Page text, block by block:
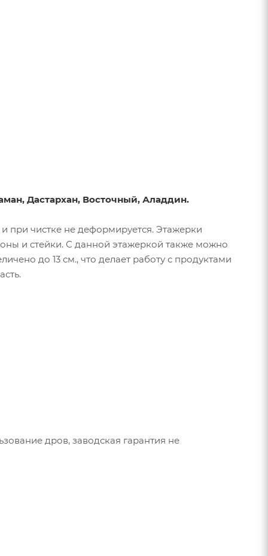
Дастархан, Восточный, Аладдин.
при чистке не деформируется. Этажерки
и стейки. С данной этажеркой также можно
до 13 см., что делает работу с продуктами
дров, заводская гарантия не